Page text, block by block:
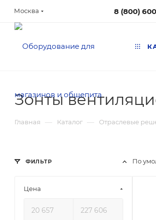
Москва 8 (800)
Зонты
Главная — Каталог — Отраслевые
По
ФИЛЬТР
Цена